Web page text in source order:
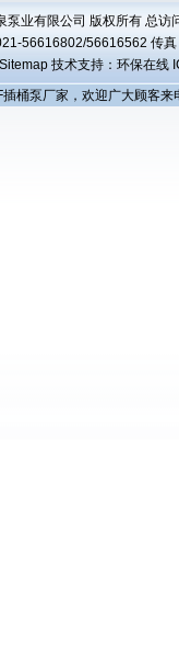
泵业有限公司 版权所有 总访
56616802/56616562 传
技术支持：环保在线
桶泵厂家，欢迎广大顾客来